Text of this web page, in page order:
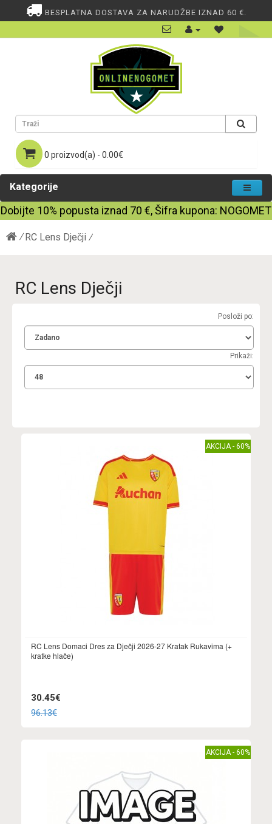
BESPLATNA DOSTAVA ZA NARUDŽBE IZNAD 60 €.
0 proizvod(a) - 0.00€
Kategorije
Dobijte 10% popusta iznad 70 €, Šifra kupona: NOGOMET
RC Lens Dječji
RC Lens Dječji
Posloži po:
Prikaži:
AKCIJA - 60%
RC Lens Domaci Dres za Dječji 2026-27 Kratak Rukavima (+
kratke hlače)
30.45€
96.13€
AKCIJA - 60%